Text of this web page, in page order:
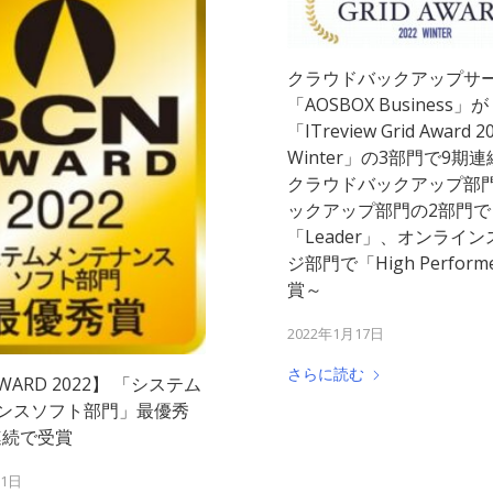
2022】 「システム
スソフト部門」最優秀
で受賞
日
クラウドバックアップサ
「AOSBOX Business」が
「ITreview Grid Award
Winter」の3部門で9期連
クラウドバックアップ部
ックアップ部門の2部門で
「Leader」、オンライン
ジ部門で「High
賞～
2022年1月17日
さらに読む